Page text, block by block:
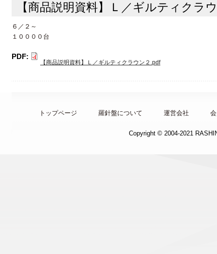
【商品説明資料】Ｌ／ギルティクラ
６／２～
１００００台
PDF:
【商品説明資料】Ｌ／ギルティクラウン２.pdf
トップページ 羅針盤について 運営会社
Copyright © 2004-2021